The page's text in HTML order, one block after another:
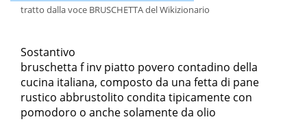
tratto dalla voce BRUSCHETTA del Wikizionario
Sostantivo
bruschetta f inv piatto povero contadino della
cucina italiana, composto da una fetta di pane
rustico abbrustolito condita tipicamente con
pomodoro o anche solamente da olio